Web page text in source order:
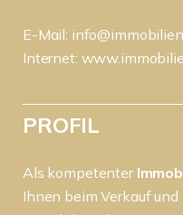
E-Mail:
Internet:
PROFIL
Als kompetenter
Ihnen beim Verkauf